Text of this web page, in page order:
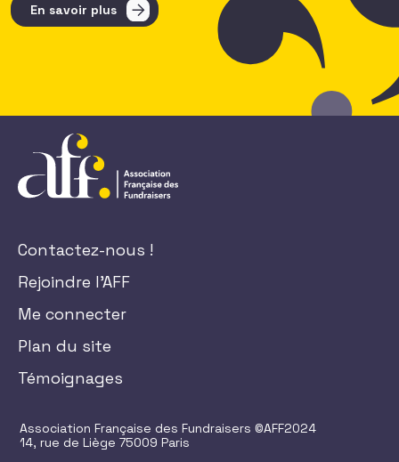
En savoir plus
Contactez-nous !
Rejoindre l'AFF
Me connecter
Plan du site
Témoignages
Association Française des Fundraisers ©AFF2024
14, rue de Liège 75009 Paris